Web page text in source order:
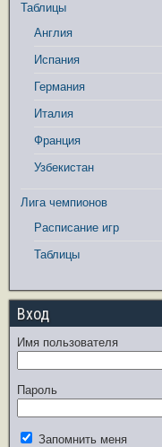
Таблицы
Англия
Испания
Германия
Италия
Франция
Узбекистан
Лига чемпионов
Расписание игр
Таблицы
Вход
Имя пользователя
Пароль
Запомнить меня